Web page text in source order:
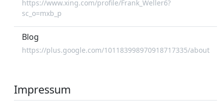
https://www.xing.com/profile/Frank_Weller6?
sc_o=mxb_p
Blog
https://plus.google.com/101183998970918717335/about
Impressum